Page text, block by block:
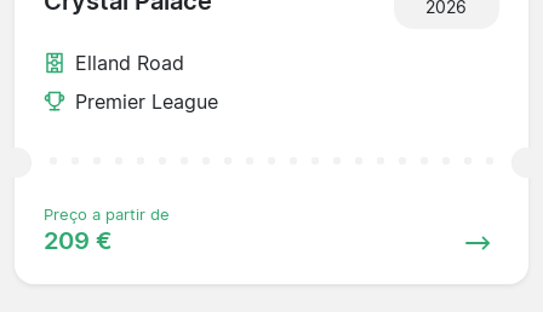
2026
Elland Road
Premier League
Preço a partir de
209 €